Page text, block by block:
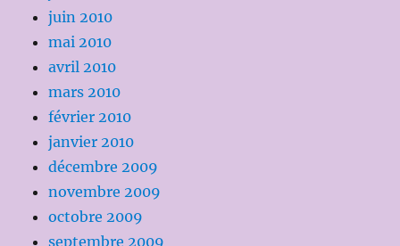
juin 2010
mai 2010
avril 2010
mars 2010
février 2010
janvier 2010
décembre 2009
novembre 2009
octobre 2009
septembre 2009